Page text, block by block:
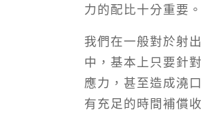
力的配比十分重要。
我們在一般對於射
中，基本上只要針
應力，甚至造成澆
有充足的時間補償